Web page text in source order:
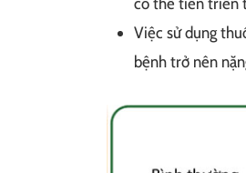
Việc sử dụng
bệnh trở nên